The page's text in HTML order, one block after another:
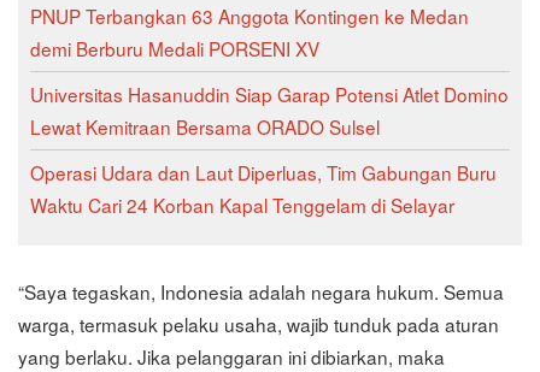
PNUP Terbangkan 63 Anggota Kontingen ke Medan
demi Berburu Medali PORSENI XV
Universitas Hasanuddin Siap Garap Potensi Atlet Domino
Lewat Kemitraan Bersama ORADO Sulsel
Operasi Udara dan Laut Diperluas, Tim Gabungan Buru
Waktu Cari 24 Korban Kapal Tenggelam di Selayar
“Saya tegaskan, Indonesia adalah negara hukum. Semua
warga, termasuk pelaku usaha, wajib tunduk pada aturan
yang berlaku. Jika pelanggaran ini dibiarkan, maka